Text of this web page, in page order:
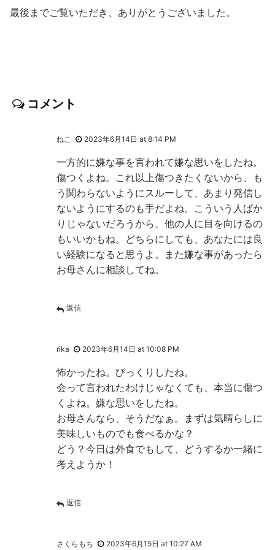
最後までご覧いただき、ありがとうございました。
コメント
ねこ 2023年6月14日 at 8:14 PM
一方的に嫌な事を言われて嫌な思いをしたね。
傷つくよね。これ以上傷つきたくないから、も
う関わらないようにスルーして、あまり発信し
ないようにするのも手だよね。こういう人ばか
りじゃないだろうから、他の人に目を向けるの
もいいかもね。どちらにしても、あなたには良
い経験になると思うよ。また嫌な事があったら
お母さんに相談してね。
返信
rika 2023年6月14日 at 10:08 PM
怖かったね。びっくりしたね。
会って言われたわけじゃなくても、本当に傷つ
くよね。嫌な思いをしたね。
お母さんなら、そうだなぁ。まずは気晴らしに
美味しいものでも食べるかな？
どう？今日は外食でもして、どうするか一緒に
考えようか！
返信
さくらもち 2023年6月15日 at 10:27 AM